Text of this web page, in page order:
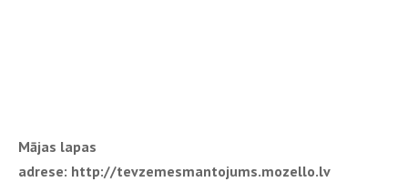
Mājas lapas
adrese: http://tevzemesmantojums.mozello.lv